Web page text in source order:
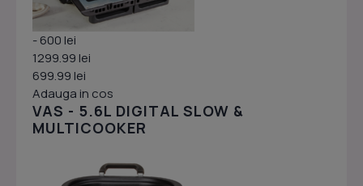
- 600 lei
1299.99 lei
699.99 lei
Adauga in cos
VAS - 5.6L DIGITAL SLOW &
MULTICOOKER